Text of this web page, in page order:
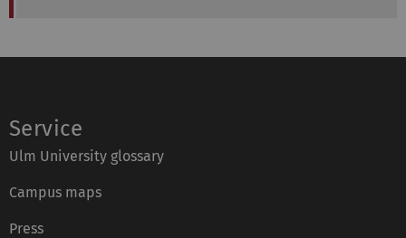
Service
Ulm University glossary
Campus maps
Press